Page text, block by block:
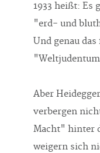
1933 heißt: Es
"erd- und
Und genau
Aber
verbergen
Macht" hinter
weigern sich